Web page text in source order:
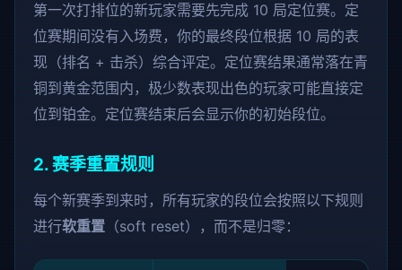
第一次打排位的新玩家需要先完成 10 局定位赛。定
位赛期间没有入场费，你的最终段位根据 10 局的表
现（排名 + 击杀）综合评定。定位赛结果通常落在青
铜到黄金范围内，极少数表现出色的玩家可能直接定
位到铂金。定位赛结束后会显示你的初始段位。
2. 赛季重置规则
每个新赛季到来时，所有玩家的段位会按照以下规则
进行软重置 （soft reset），而不是归零：